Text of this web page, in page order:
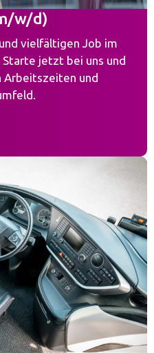
w/d)
vielfältigen Job im
Starte jetzt bei uns und
und